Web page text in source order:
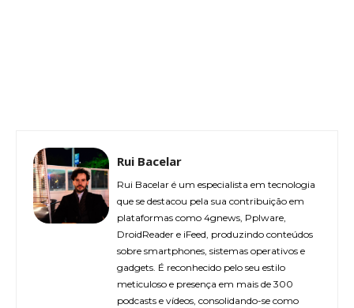
Rui Bacelar
Rui Bacelar é um especialista em tecnologia
que se destacou pela sua contribuição em
plataformas como 4gnews, Pplware,
DroidReader e iFeed, produzindo conteúdos
sobre smartphones, sistemas operativos e
gadgets. É reconhecido pelo seu estilo
meticuloso e presença em mais de 300
podcasts e vídeos, consolidando-se como